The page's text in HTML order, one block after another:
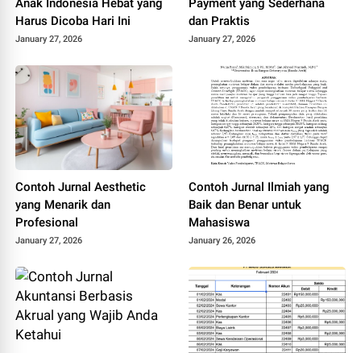
Anak Indonesia Hebat yang
Harus Dicoba Hari Ini
January 27, 2026
Payment yang Sederhana
dan Praktis
January 27, 2026
Contoh Jurnal Aesthetic
yang Menarik dan
Profesional
January 27, 2026
Contoh Jurnal Ilmiah yang
Baik dan Benar untuk
Mahasiswa
January 26, 2026